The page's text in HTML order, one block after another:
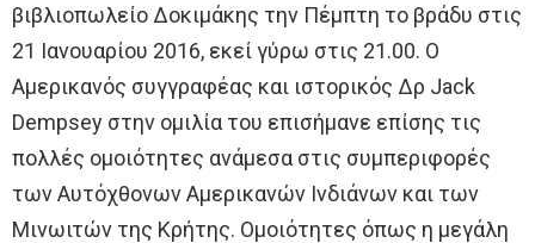
βιβλιοπωλείο Δοκιμάκης την Πέμπτη το βράδυ στις
21 Ιανουαρίου 2016, εκεί γύρω στις 21.00. Ο
Αμερικανός συγγραφέας και ιστορικός Δρ Jack
Dempsey στην ομιλία του επισήμανε επίσης τις
πολλές ομοιότητες ανάμεσα στις συμπεριφορές
των Αυτόχθονων Αμερικανών Ινδιάνων και των
Μινωιτών της Κρήτης. Ομοιότητες όπως η μεγάλη